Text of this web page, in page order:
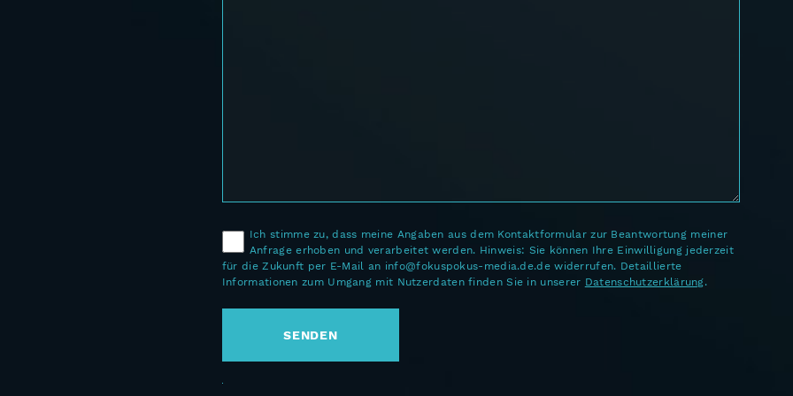
Ich stimme zu, dass meine Angaben aus dem Kontaktformular zur Beantwortung meiner
Anfrage erhoben und verarbeitet werden. Hinweis: Sie können Ihre Einwilligung jederzeit
für die Zukunft per E-Mail an info@fokuspokus-media.de.de widerrufen. Detaillierte
Informationen zum Umgang mit Nutzerdaten finden Sie in unserer Datenschutzerklärung.